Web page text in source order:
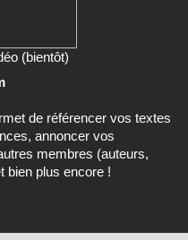
(bientôt)
de référencer vos textes
annoncer vos
membres (auteurs,
bien plus encore !